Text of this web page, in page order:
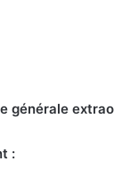
générale
: